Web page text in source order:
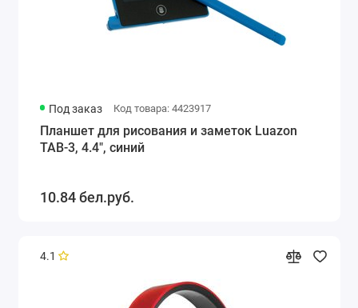
Под заказ Код товара: 4423917
Планшет для рисования и заметок Luazon
TAB-3, 4.4", синий
10.84 бел.руб.
4.1